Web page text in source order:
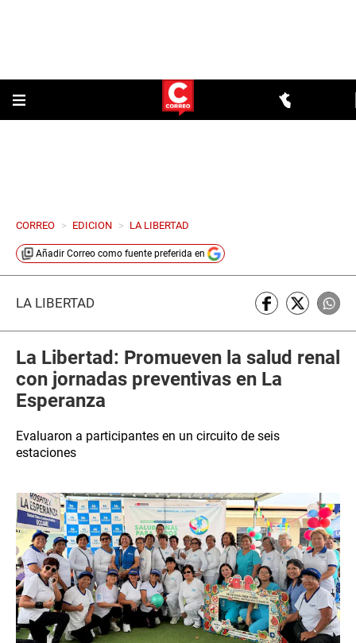
CORREO > EDICION > LA LIBERTAD
Añadir Correo como fuente preferida en
LA LIBERTAD
La Libertad: Promueven la salud renal
con jornadas preventivas en La
Esperanza
Evaluaron a participantes en un circuito de seis
estaciones